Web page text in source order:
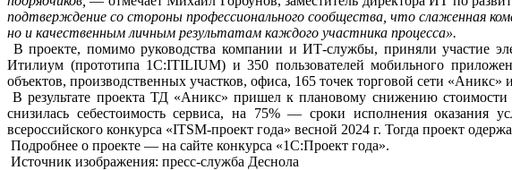
подтверждение со стороны профессионального сообщества, что слаженная
но и качественным личным результатам каждого участника процесса».
В проекте, помимо руководства компании и ИТ-службы, приняли участие
Итилиум (прототипа 1С:ITILIUM) и 350 пользователей мобильного
объектов, производственных участков, офиса, 165 точек торговой сети
В результате проекта ТД «Аникс» пришел к плановому снижению
снизилась себестоимость сервиса, на 75% — сроки исполнения оказания
всероссийского конкурса «ITSM-проект года» весной 2024 г. Тогда проект
Подробнее о проекте — на сайте конкурса «1С:Проект года».
Источник изображения: пресс-служба Деснола